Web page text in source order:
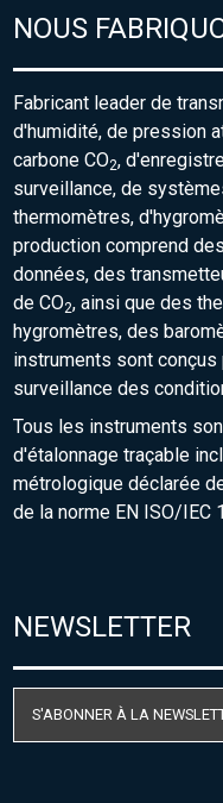
NOUS
Fabricant leader de
d'humidité, de pression
carbone CO2,
surveillance, de
thermomètres,
production comprend
données, des
de CO2, ainsi que des
hygromètres, des
instruments sont
surveillance des
Tous les instruments
d'étalonnage traçable
métrologique déclarée
de la norme EN ISO/IEC
NEWSLETTER
S'ABONNER À LA